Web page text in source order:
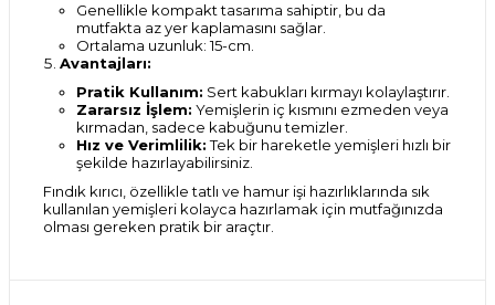
Genellikle kompakt tasarıma sahiptir, bu da
mutfakta az yer kaplamasını sağlar.
Ortalama uzunluk: 15-cm.
Avantajları:
Pratik Kullanım: Sert kabukları kırmayı kolaylaştırır.
Zararsız İşlem: Yemişlerin iç kısmını ezmeden veya
kırmadan, sadece kabuğunu temizler.
Hız ve Verimlilik:Tek bir hareketle yemişleri hızlı bir
şekilde hazırlayabilirsiniz.
Fındık kırıcı, özellikle tatlı ve hamur işi hazırlıklarında sık
kullanılan yemişleri kolayca hazırlamak için mutfağınızda
olması gereken pratik bir araçtır.